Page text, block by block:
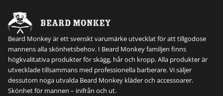
Beard Monkey är ett svenskt varumärke utvecklat för att tillgodose
mannens alla skönhetsbehov. I Beard Monkey familjen finns
högkvalitativa produkter för skägg, hår och kropp. Alla produkter är
utvecklade tillsammans med professionella barberare. Vi säljer
dessutom noga utvalda Beard Monkey kläder och accessoarer.
Skönhet för mannen – inifrån och ut.